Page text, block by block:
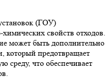
(ГОУ)
свойств отходов.
может быть дополнительно
который предотвращает
среду, что обеспечивает